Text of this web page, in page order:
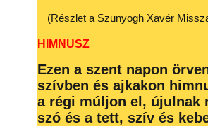
(Részlet a Szunyogh Xavér
HIMNUSZ
Ezen a szent napon
szívben és ajkakon
a régi múljon el, újulnak
szó és a tett, szív és